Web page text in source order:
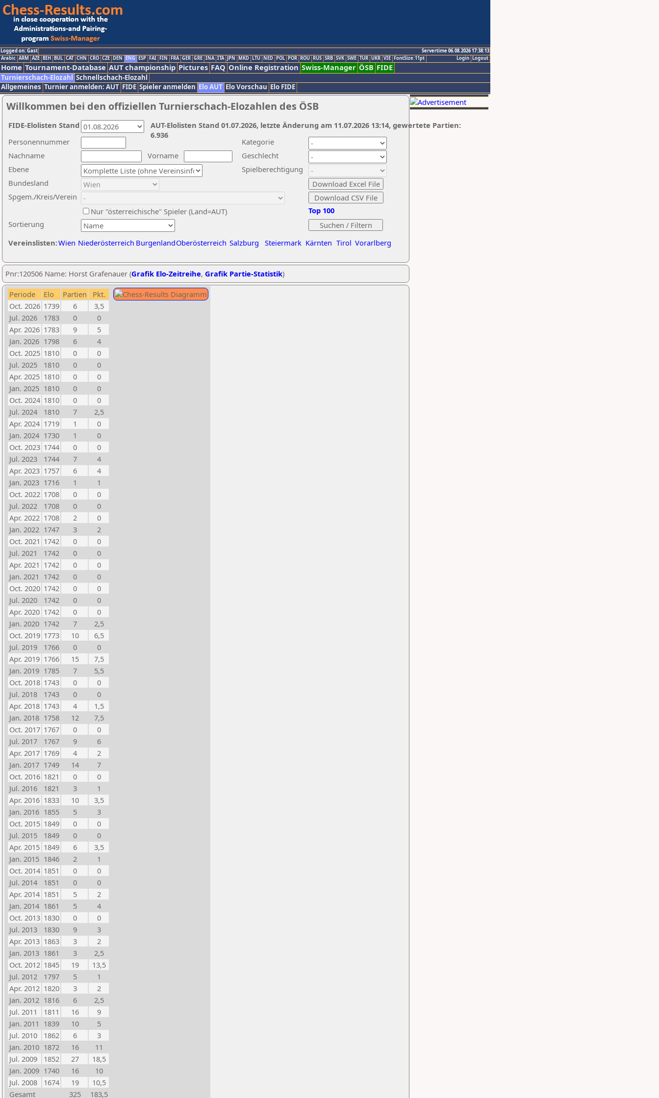
Logged on: Gast
Servertime 06.08.2026 17:38:13
Logout
Login
Arabic ARM AZE BIH BUL CAT CHN CRO CZE DEN ENG ESP FAI FIN FRA GER GRE INA ITA JPN MKD LTU NED POL POR ROU RUS SRB SVK SWE TUR UKR VIE FontSize:11pt
Home Tournament-Database AUT championship Pictures FAQ Online Registration Swiss-Manager ÖSB FIDE
Turnierschach-Elozahl Schnellschach-Elozahl
Allgemeines Turnier anmelden: AUT FIDE Spieler anmelden Elo AUT Elo Vorschau Elo FIDE
Willkommen bei den offiziellen Turnierschach-Elozahlen des ÖSB
Nachname
Vorname
Ebene
Kategorie
Sortierung
Personennummer
Bundesland
Spgem./Kreis/Verein
Geschlecht
Nur "österreichische" Spieler (Land=AUT)
Spielberechtigung
Vereinslisten:Wien Niederösterreich BurgenlandOberösterreich Salzburg Steiermark Kärnten Tirol Vorarlberg
Top 100
AUT-Elolisten Stand 01.07.2026, letzte Änderung am 11.07.2026 13:14, gewertete Partien:
6.936
FIDE-Elolisten Stand
Pnr:120506 Name: Horst Grafenauer (Grafik Elo-Zeitreihe, Grafik Partie-Statistik)
Periode Elo Partien
Pkt.
Oct. 2026 1739 6
3,5
Jul. 2026
1783 0
0
Apr. 2026 1783 9
5
Jan. 2026 1798 6
4
Oct. 2025 1810 0
0
Jul. 2025
1810 0
0
Apr. 2025 1810 0
0
Jan. 2025 1810 0
0
Oct. 2024 1810 0
0
Jul. 2024
1810 7
2,5
Apr. 2024 1719 1
0
Jan. 2024 1730 1
0
Oct. 2023 1744 0
0
Jul. 2023
1744 7
4
Apr. 2023 1757 6
4
Jan. 2023 1716 1
1
Oct. 2022 1708 0
0
Jul. 2022
1708 0
0
Apr. 2022 1708 2
0
Jan. 2022 1747 3
2
Oct. 2021 1742 0
0
Jul. 2021
1742 0
0
Apr. 2021 1742 0
0
Jan. 2021 1742 0
0
Oct. 2020 1742 0
0
Jul. 2020
1742 0
0
Apr. 2020 1742 0
0
Jan. 2020 1742 7
2,5
Oct. 2019 1773 10
6,5
Jul. 2019
1766 0
0
Apr. 2019 1766 15
7,5
Jan. 2019 1785 7
5,5
Oct. 2018 1743 0
0
Jul. 2018
1743 0
0
Apr. 2018 1743 4
1,5
Jan. 2018 1758 12
7,5
Oct. 2017 1767 0
0
Jul. 2017
1767 9
6
Apr. 2017 1769 4
2
Jan. 2017 1749 14
7
Oct. 2016 1821 0
0
Jul. 2016
1821 3
1
Apr. 2016 1833 10
3,5
Jan. 2016 1855 5
3
Oct. 2015 1849 0
0
Jul. 2015
1849 0
0
Apr. 2015 1849 6
3,5
Jan. 2015 1846 2
1
Oct. 2014 1851 0
0
Jul. 2014
1851 0
0
Apr. 2014 1851 5
2
Jan. 2014 1861 5
4
Oct. 2013 1830 0
0
Jul. 2013
1830 9
3
Apr. 2013 1863 3
2
Jan. 2013 1861 3
2,5
Oct. 2012 1845 19
13,5
Jul. 2012
1797 5
1
Apr. 2012 1820 3
2
Jan. 2012 1816 6
2,5
Jul. 2011
1811 16
9
Jan. 2011 1839 10
5
Jul. 2010
1862 6
3
Jan. 2010 1872 16
11
Jul. 2009
1852 27
18,5
Jan. 2009 1740 16
10
Jul. 2008
1674 19
10,5
Gesamt
325 183,5